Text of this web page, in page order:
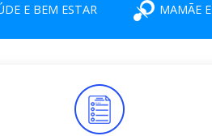
E BEM ESTAR MAMÃE